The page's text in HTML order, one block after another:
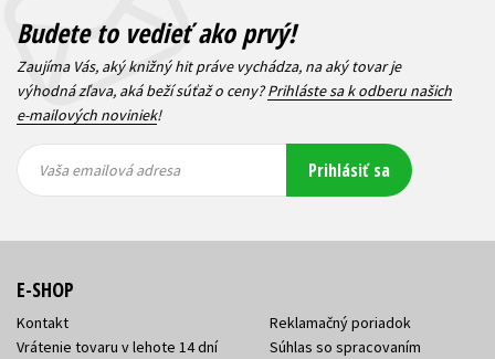
Budete to vedieť ako prvý!
Zaujíma Vás, aký knižný hit práve vychádza, na aký tovar je
výhodná zľava, aká beží súťaž o ceny?Prihláste sa k odberu našich
e-mailových noviniek!
emailová
emailová
Vaša emailová adresa Prihlásiť sa
E-SHOP
Kontakt
Vrátenie tovaru v lehote 14 dní
Reklamačný poriadok
Súhlas so spracovaním